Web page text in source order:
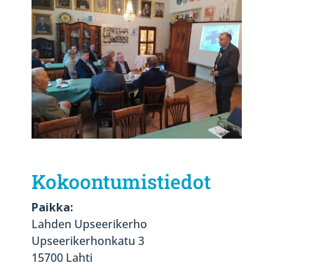
Kokoontumistiedot
Paikka:
Lahden Upseerikerho
Upseerikerhonkatu 3
15700 Lahti